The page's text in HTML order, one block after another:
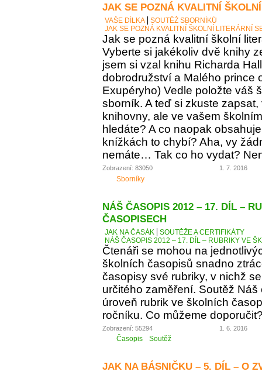
JAK SE POZNÁ KVALITNÍ
VAŠE DÍLKA
SOUTĚŽ SBORNÍKŮ
JAK SE POZNÁ KVALITNÍ ŠKOLNÍ LITERÁRNÍ
Jak se pozná kvalitní školní
Vyberte si jakékoliv dvě knihy
jsem si vzal knihu Richarda
dobrodružství a Malého prince
Exupéryho) Vedle položte váš
sborník. A teď si zkuste
knihovny, ale ve vašem
hledáte? A co naopak
knížkách to chybí? Aha, vy
nemáte… Tak co ho vydat?
Zobrazení: 83050 1. 7. 2016
Sborníky
NÁŠ ČASOPIS 2012 – 17. DÍL –
ČASOPISECH
JAK NA ČASÁK
SOUTĚŽE A CERTIFIKÁTY
NÁŠ ČASOPIS 2012 – 17. DÍL – RUBRIKY VE
Čtenáři se mohou na
školních časopisů snadno
časopisy své rubriky, v nichž
určitého zaměření. Soutěž
úroveň rubrik ve školních
ročníku. Co můžeme
Zobrazení: 55294 1. 6. 2016
Časopis Soutěž
JAK NA BÁSNIČKU – 5. DÍL – O